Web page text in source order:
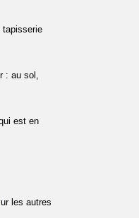
tapisserie
: au sol,
est en
les autres